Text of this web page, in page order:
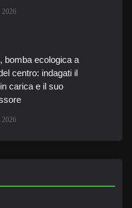
2026
bomba ecologica a
centro: indagati il
carica e il suo
2026